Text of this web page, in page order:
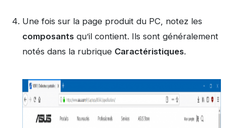
Une fois sur la page produit du PC, notez les
composants qu’il contient. Ils sont généralement
notés dans la rubrique Caractéristiques.